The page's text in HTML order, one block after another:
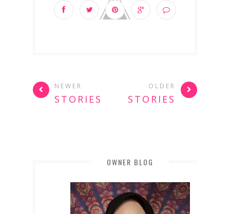
NEWER
STORIES
OLDER
STORIES
OWNER BLOG